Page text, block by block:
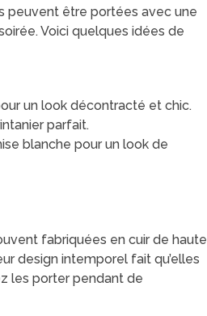
peuvent être portées avec une
Voici quelques idées de
un look décontracté et chic.
parfait.
blanche pour un look de
fabriquées en cuir de haute
design intemporel fait qu’elles
les porter pendant de